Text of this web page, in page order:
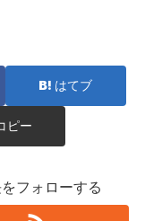
はてブ
ピー
フォローする